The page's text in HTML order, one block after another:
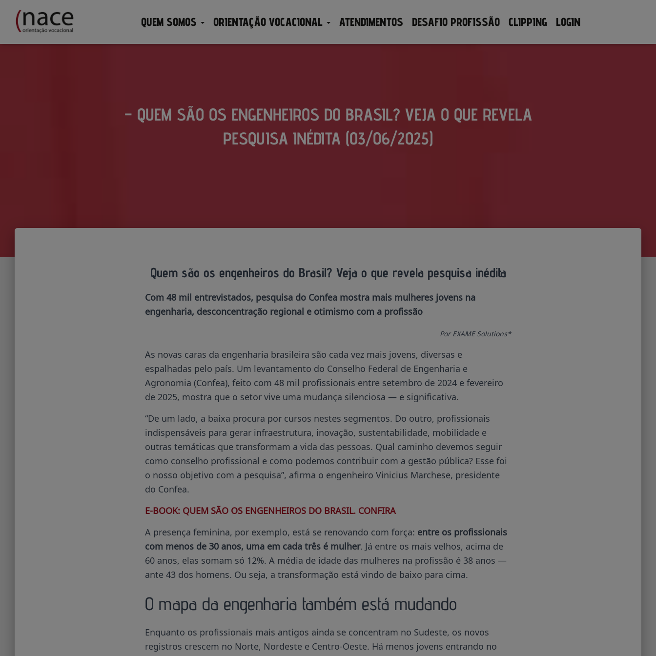
QUEM SOMOS ORIENTAÇÃO VOCACIONAL ATENDIMENTOS DESAFIO PROFISSÃO CLIPPING LOGIN
– QUEM SÃO OS ENGENHEIROS DO BRASIL? VEJA O QUE REVELA
PESQUISA INÉDITA (03/06/2025)
Quem são os engenheiros do Brasil? Veja o que revela pesquisa inédita
Com 48 mil entrevistados, pesquisa do Confea mostra mais mulheres jovens na
engenharia, desconcentração regional e otimismo com a profissão
Por EXAME Solutions*
As novas caras da engenharia brasileira são cada vez mais jovens, diversas e
espalhadas pelo país. Um levantamento do Conselho Federal de Engenharia e
Agronomia (Confea), feito com 48 mil profissionais entre setembro de 2024 e fevereiro
de 2025, mostra que o setor vive uma mudança silenciosa — e significativa.
“De um lado, a baixa procura por cursos nestes segmentos. Do outro, profissionais
indispensáveis para gerar infraestrutura, inovação, sustentabilidade, mobilidade e
outras temáticas que transformam a vida das pessoas. Qual caminho devemos seguir
como conselho profissional e como podemos contribuir com a gestão pública? Esse foi
o nosso objetivo com a pesquisa”, afirma o engenheiro Vinicius Marchese, presidente
do Confea.
E-BOOK: QUEM SÃO OS ENGENHEIROS DO BRASIL. CONFIRA
A presença feminina, por exemplo, está se renovando com força: entre os profissionais
com menos de 30 anos, uma em cada três é mulher. Já entre os mais velhos, acima de
60 anos, elas somam só 12%. A média de idade das mulheres na profissão é 38 anos —
ante 43 dos homens. Ou seja, a transformação está vindo de baixo para cima.
O mapa da engenharia também está mudando
Enquanto os profissionais mais antigos ainda se concentram no Sudeste, os novos
registros crescem no Norte, Nordeste e Centro-Oeste. Há menos jovens entrando no